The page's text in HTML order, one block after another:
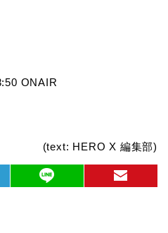
ONAIR
(text: HERO X 編集部)